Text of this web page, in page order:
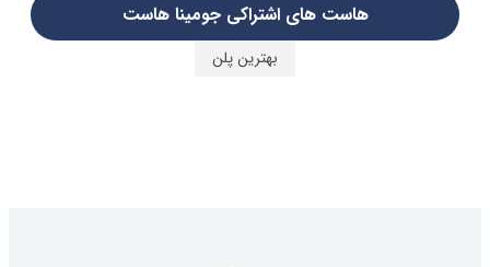
هاست های اشتراکی جومینا هاست
بهترین پلن